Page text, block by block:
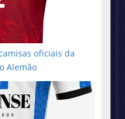
oficiais da
Alemão